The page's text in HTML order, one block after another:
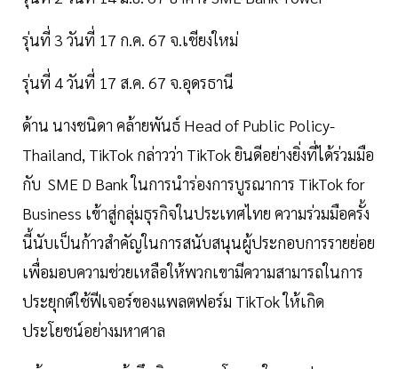
รุ่นที่ 3 วันที่ 17 ก.ค. 67 จ.เชียงใหม่
รุ่นที่ 4 วันที่ 17 ส.ค. 67 จ.อุดรธานี
ด้าน นางชนิดา คล้ายพันธ์ Head of Public Policy-
Thailand, TikTok กล่าวว่า TikTok ยินดีอย่างยิ่งที่ได้ร่วมมือ
กับ SME D Bank ในการนำร่องการบูรณาการ TikTok for
Business เข้าสู่กลุ่มธุรกิจในประเทศไทย ความร่วมมือครั้ง
นี้นับเป็นก้าวสำคัญในการสนับสนุนผู้ประกอบการรายย่อย
เพื่อมอบความช่วยเหลือให้พวกเขามีความสามารถในการ
ประยุกต์ใช้ฟีเจอร์ของแพลตฟอร์ม TikTok ให้เกิด
ประโยชน์อย่างมหาศาล